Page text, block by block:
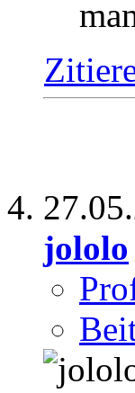
jololo